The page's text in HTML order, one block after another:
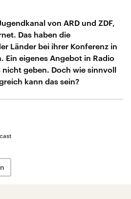
von ARD und ZDF,
Das haben die
Länder bei ihrer Konferenz in
Ein eigenes Angebot in Radio
nicht geben. Doch wie sinnvoll
kann das sein?